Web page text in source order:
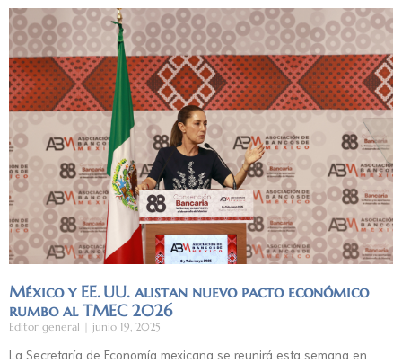
México y EE. UU. alistan nuevo pacto económico
rumbo al TMEC 2026
Editor general junio 19, 2025
La Secretaría de Economía mexicana se reunirá esta semana en